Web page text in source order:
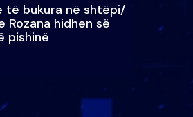
të bukura në shtëpi/
Rozana hidhen së
pishinë